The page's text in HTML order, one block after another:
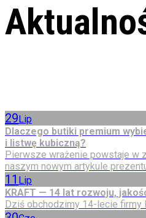
29Lip
Dlaczego butiki premium
i listwę kubiczną?
Pierwsze wrażenie powstaje w
naszym nowym artykule
11 Lip
KRAFT — 14 lat rozwoju,
Dziś obchodzimy 14-lecie firmy